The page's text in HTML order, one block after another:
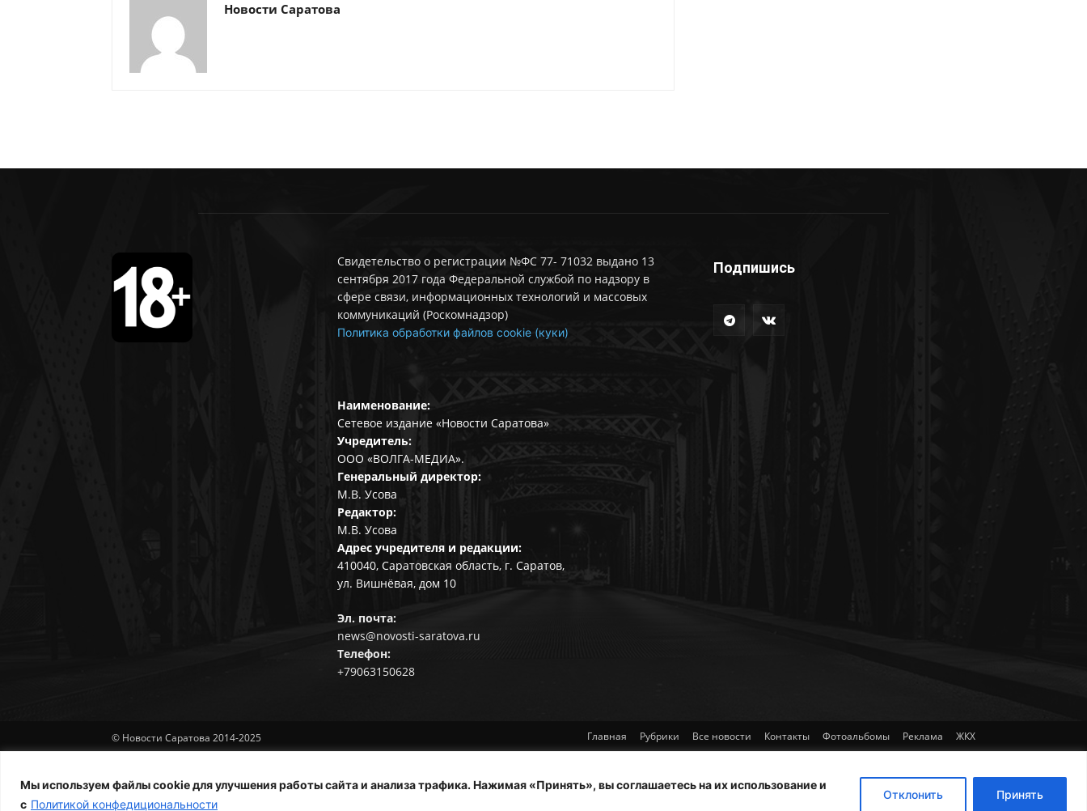
Мы используем файлы cookie для улучшения работы сайта и анализа трафика. Нажимая «Принять», вы соглашаетесь на их использование и
с Политикой конфедициональности
Отклонить Принять
Новости Саратова
Свидетельство о регистрации №ФС 77- 71032 выдано 13
сентября 2017 года Федеральной службой по надзору в
сфере связи, информационных технологий и массовых
коммуникаций (Роскомнадзор)
Политика обработки файлов cookie (куки)
Наименование:
Сетевое издание «Новости Саратова»
Учредитель:
ООО «ВОЛГА-МЕДИА».
Генеральный директор:
М.В. Усова
Редактор:
М.В. Усова
Адрес учредителя и редакции:
410040, Саратовская область, г. Саратов,
ул. Вишнёвая, дом 10
Эл. почта:
news@novosti-saratova.ru
Телефон:
+79063150628
Подпишись
© Новости Саратова 2014-2025 Главная Рубрики Все новости Контакты Фотоальбомы Реклама ЖКХ